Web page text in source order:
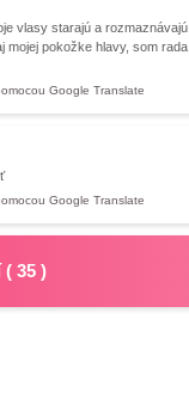
vlasy starajú a rozmaznávajú
mojej pokožke hlavy, som rada,
Google Translate
Google Translate
( 35)